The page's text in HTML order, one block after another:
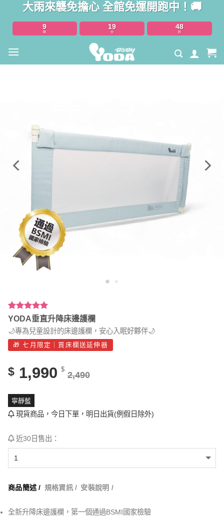
大雨來襲免擔心 全館免運開跑中！🚚
9
時
19
分
47
秒
評分5.00/
3
顧客進行評
分
YODA垂直升降床邊護欄
🌙專為兒童設計的床邊護欄，安心入眠好夥伴🌙
🎁 七月限定｜買床欄送延伸器
$ 1,990 $
2,490
寧靜藍
現貨商品，今日下單，明日出貨(例假日除外)
近30日售出：
商品簡述 / 規格資訊 / 安裝說明 /
全新升降床邊護欄，第一個通過BSMI國家檢驗